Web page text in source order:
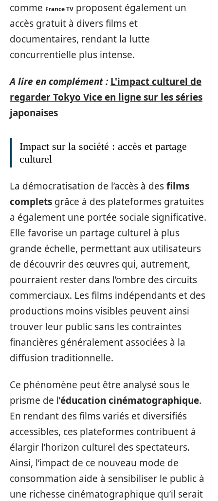
comme France TV proposent également un
accès gratuit à divers films et
documentaires, rendant la lutte
concurrentielle plus intense.
A lire en complément : L'impact culturel de
regarder Tokyo Vice en ligne sur les séries
japonaises
Impact sur la société : accès et partage
culturel
La démocratisation de l’accès à desfilms
complets grâce à des plateformes gratuites
a également une portée sociale significative.
Elle favorise un partage culturel à plus
grande échelle, permettant aux utilisateurs
de découvrir des œuvres qui, autrement,
pourraient rester dans l’ombre des circuits
commerciaux. Les films indépendants et des
productions moins visibles peuvent ainsi
trouver leur public sans les contraintes
financières généralement associées à la
diffusion traditionnelle.
Ce phénomène peut être analysé sous le
prisme de l’éducation cinématographique.
En rendant des films variés et diversifiés
accessibles, ces plateformes contribuent à
élargir l’horizon culturel des spectateurs.
Ainsi, l’impact de ce nouveau mode de
consommation aide à sensibiliser le public à
une richesse cinématographique qu’il serait